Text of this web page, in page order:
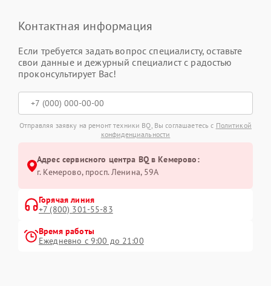
Контактная информация
Если требуется задать вопрос специалисту, оставьте
свои данные и дежурный специалист с радостью
проконсультирует Вас!
Отправляя заявку на ремонт техники BQ, Вы соглашаетесь с Политикой
конфиденциальности
Адрес сервисного центра BQ в Кемерово:
г. Кемерово, просп. Ленина, 59А
Горячая линия
+7 (800) 301-55-83
Время работы
Ежедневно с 9:00 до 21:00